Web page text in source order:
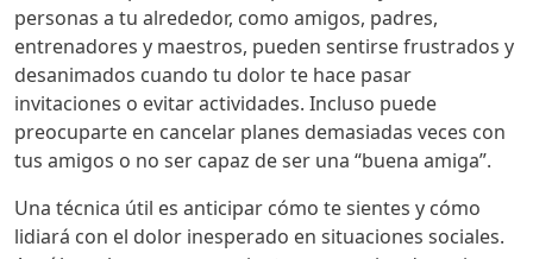
personas a tu alrededor, como amigos, padres,
entrenadores y maestros, pueden sentirse frustrados y
desanimados cuando tu dolor te hace pasar
invitaciones o evitar actividades. Incluso puede
preocuparte en cancelar planes demasiadas veces con
tus amigos o no ser capaz de ser una “buena amiga”.
Una técnica útil es anticipar cómo te sientes y cómo
lidiará con el dolor inesperado en situaciones sociales.